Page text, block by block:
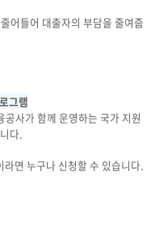
어들어 대출자의 부담을 줄여줍
그램
사가 함께 운영하는 국가 지원
다.
면 누구나 신청할 수 있습니다.